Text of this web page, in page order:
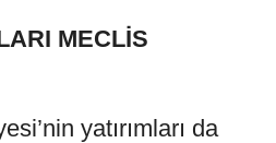
MECLİS
yatırımları da